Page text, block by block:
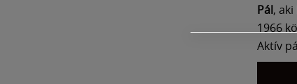
Pál,
1966
Aktív